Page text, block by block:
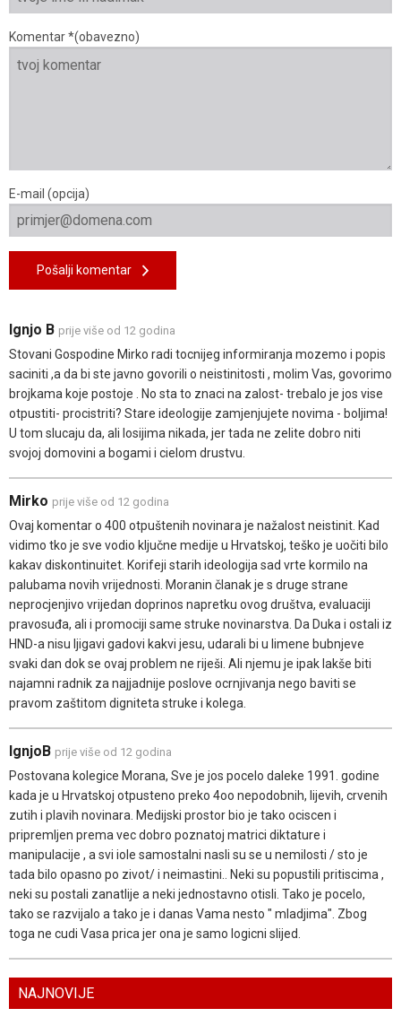
Komentar *(obavezno)
E-mail (opcija)
Pošalji komentar
Ignjo B prije više od 12 godina
Stovani Gospodine Mirko radi tocnijeg informiranja mozemo i popis
saciniti ,a da bi ste javno govorili o neistinitosti , molim Vas, govorimo
brojkama koje postoje . No sta to znaci na zalost- trebalo je jos vise
otpustiti- procistriti? Stare ideologije zamjenjujete novima - boljima!
U tom slucaju da, ali losijima nikada, jer tada ne zelite dobro niti
svojoj domovini a bogami i cielom drustvu.
Mirko prije više od 12 godina
Ovaj komentar o 400 otpuštenih novinara je nažalost neistinit. Kad
vidimo tko je sve vodio ključne medije u Hrvatskoj, teško je uočiti bilo
kakav diskontinuitet. Korifeji starih ideologija sad vrte kormilo na
palubama novih vrijednosti. Moranin članak je s druge strane
neprocjenjivo vrijedan doprinos napretku ovog društva, evaluaciji
pravosuđa, ali i promociji same struke novinarstva. Da Duka i ostali iz
HND-a nisu ljigavi gadovi kakvi jesu, udarali bi u limene bubnjeve
svaki dan dok se ovaj problem ne riješi. Ali njemu je ipak lakše biti
najamni radnik za najjadnije poslove ocrnjivanja nego baviti se
pravom zaštitom digniteta struke i kolega.
IgnjoB prije više od 12 godina
Postovana kolegice Morana, Sve je jos pocelo daleke 1991. godine
kada je u Hrvatskoj otpusteno preko 4oo nepodobnih, lijevih, crvenih
zutih i plavih novinara. Medijski prostor bio je tako ociscen i
pripremljen prema vec dobro poznatoj matrici diktature i
manipulacije , a svi iole samostalni nasli su se u nemilosti / sto je
tada bilo opasno po zivot/ i neimastini.. Neki su popustili pritiscima ,
neki su postali zanatlije a neki jednostavno otisli. Tako je pocelo,
tako se razvijalo a tako je i danas Vama nesto " mladjima". Zbog
toga ne cudi Vasa prica jer ona je samo logicni slijed.
NAJNOVIJE